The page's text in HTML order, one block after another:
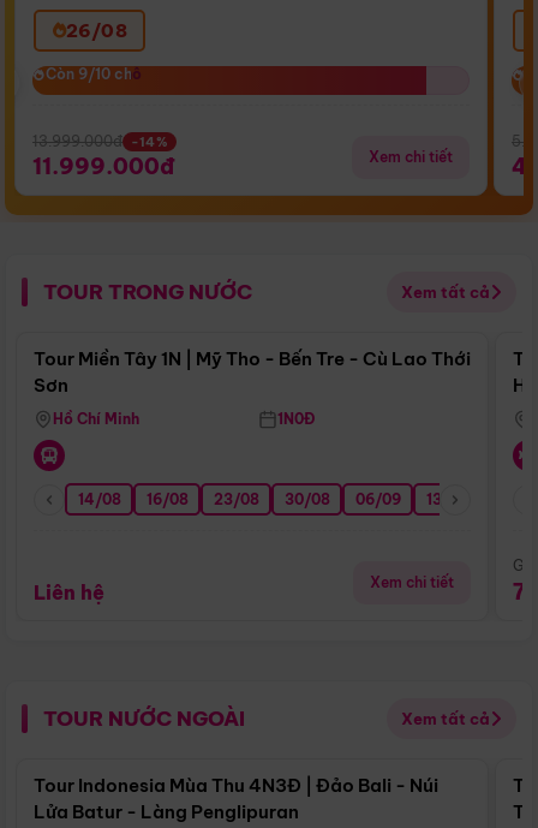
26/08
Còn 9/10 chỗ
Còn 9/10 chỗ
13.999.000đ -14%
11.999.000đ Xem chi tiết
TOUR TRONG NƯỚC Xem tất cả
Điểm nổi bật
Tour Miền Tây 1N | Mỹ Tho - Bến Tre - Cù Lao Thới
Sơn
Hồ Chí Minh 1N0Đ
14/08 16/08 23/08 30/08 06/09 13/09
Liên hệ Xem chi tiết
TOUR NƯỚC NGOÀI Xem tất cả
Điểm nổi bật
Tour Indonesia Mùa Thu 4N3Đ | Đảo Bali - Núi
Lửa Batur - Làng Penglipuran